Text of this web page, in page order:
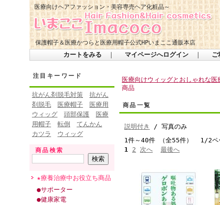
保護帽子＆医療かつらと医療用帽子公式HPいまここ通販本店
医療向けヘアファッション・美容専売ヘア化粧品～
カートをみる ｜ マイページへログイン ｜ ご
注目キーワード
抗がん剤脱毛対策
抗がん
剤脱毛
医療帽子
医療用
ウィッグ
頭部保護
医療
用帽子
転倒
てんかん
カツラ
ウィッグ
商品検索
★療養治療中お役立ち商品
●サポーター
●健康家電
医療向けウィッグとおしゃれな
商品
商品一覧
説明付き
/ 写真のみ
1件～40件 （全55件） 1/2ペ
1 2 次へ 最後へ